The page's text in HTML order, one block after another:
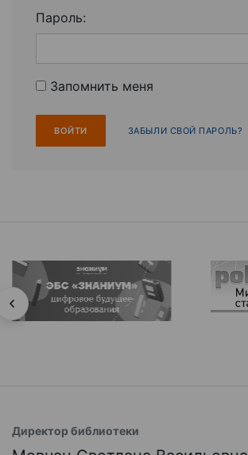
Пароль:
Запомнить меня
ЗАБЫЛИ СВОЙ ПАРОЛЬ?
Директор библиотеки